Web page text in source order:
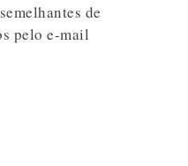
de
pelo e-mail